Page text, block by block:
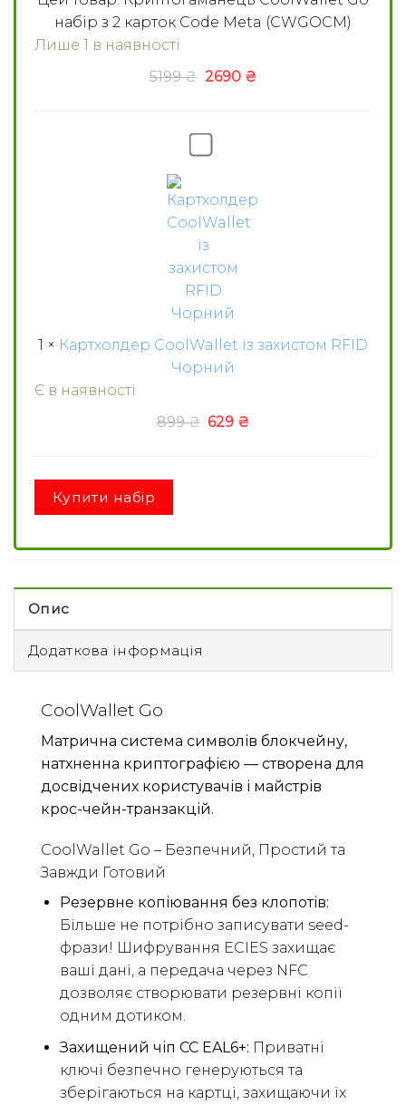
Code
набір з 2 карток Code Meta (CWGOCM)
Лише 1 в наявності
5199₴ 2690 ₴
захистом
RFID
Чорний
1 × Картхолдер CoolWallet із захистом RFID
Чорний
Є в наявності
899₴ Оригінальна
629 ₴Поточна
Купити набір
Опис
Додаткова інформація
CoolWallet Go
Матрична система символів блокчейну,
натхненна криптографією — створена для
досвідчених користувачів і майстрів
крос-чейн-транзакцій.
CoolWallet Go – Безпечний, Простий та
Завжди Готовий
Резервне копіювання без клопотів:
Більше не потрібно записувати seed-
фрази! Шифрування ECIES захищає
ваші дані, а передача через NFC
дозволяє створювати резервні копії
одним дотиком.
Захищений чіп CC EAL6+: Приватні
ключі безпечно генеруються та
зберігаються на картці, захищаючи їх